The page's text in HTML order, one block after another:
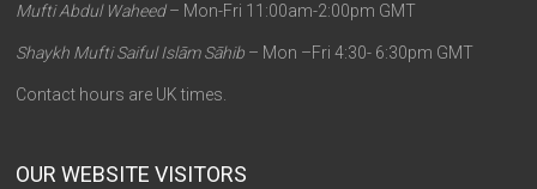
Mufti Abdul Waheed– Mon-Fri 11:00am-2:00pm GMT
Shaykh Mufti Saiful Islām Sāhib – Mon –Fri 4:30- 6:30pm GMT
Contact hours are UK times.
OUR WEBSITE VISITORS